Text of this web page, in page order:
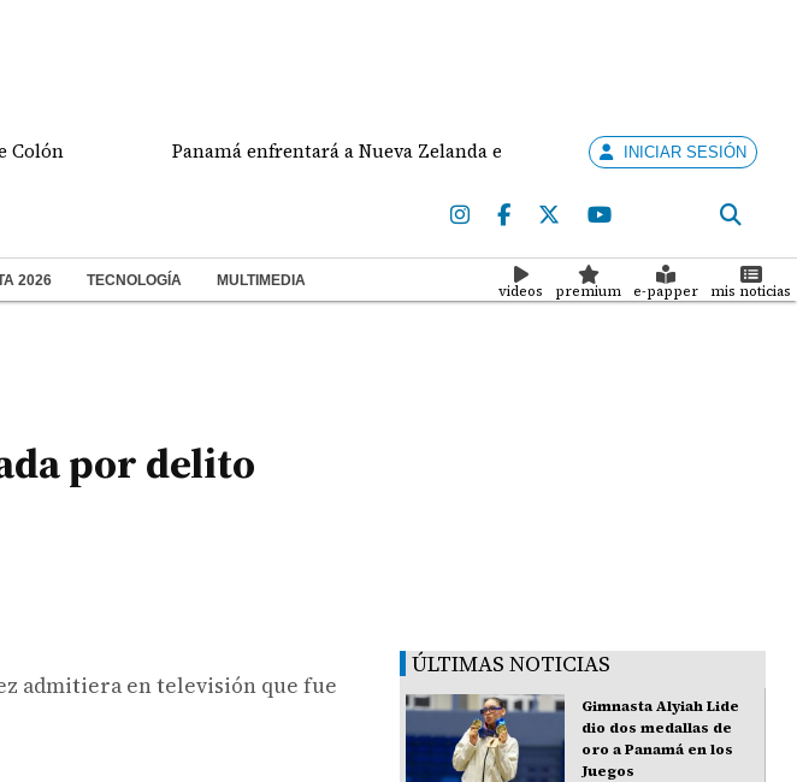
Panamá enfrentará a Nueva Zelanda en cuadrangular internacional en Japón
INICIAR SESIÓN
2026 TECNOLOGÍA MULTIMEDIA
videos premium e-papper mis noticias
por delito
admitiera en televisión que fue
ÚLTIMAS NOTICIAS
Gimnasta Alyiah Lide
dio dos medallas de
oro a Panamá en los
Juegos